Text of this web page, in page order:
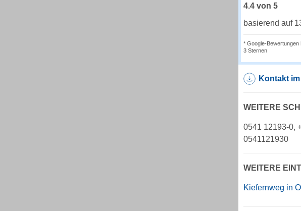
4.4 von 5
basierend auf
* Google-
3 Sternen
Kontakt
WEITERE
0541 12193-0,
0541121930
WEITERE
Kiefernweg in